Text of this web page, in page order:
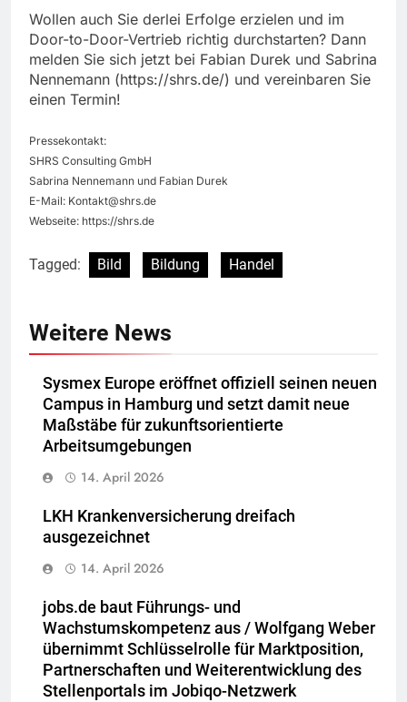
Wollen auch Sie derlei Erfolge erzielen und im
Door-to-Door-Vertrieb richtig durchstarten? Dann
melden Sie sich jetzt bei Fabian Durek und Sabrina
Nennemann (https://shrs.de/) und vereinbaren Sie
einen Termin!
Pressekontakt:
SHRS Consulting GmbH
Sabrina Nennemann und Fabian Durek
E-Mail: Kontakt@shrs.de
Webseite: https://shrs.de
Tagged: Bild Bildung Handel
Weitere News
Sysmex Europe eröffnet offiziell seinen neuen
Campus in Hamburg und setzt damit neue
Maßstäbe für zukunftsorientierte
Arbeitsumgebungen
14. April 2026
LKH Krankenversicherung dreifach
ausgezeichnet
14. April 2026
jobs.de baut Führungs- und
Wachstumskompetenz aus / Wolfgang Weber
übernimmt Schlüsselrolle für Marktposition,
Partnerschaften und Weiterentwicklung des
Stellenportals im Jobiqo-Netzwerk